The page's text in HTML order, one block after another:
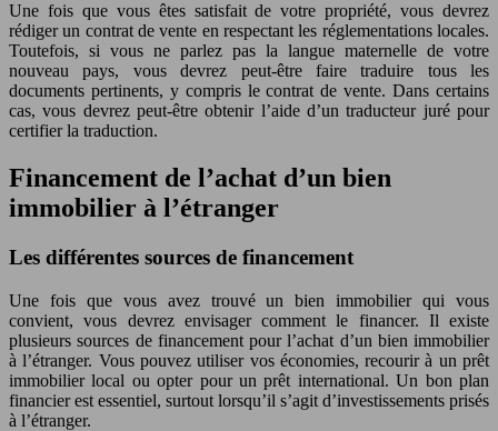
Une fois que vous êtes satisfait de votre propriété, vous devrez
rédiger un contrat de vente en respectant les réglementations locales.
Toutefois, si vous ne parlez pas la langue maternelle de votre
nouveau pays, vous devrez peut-être faire traduire tous les
documents pertinents, y compris le contrat de vente. Dans certains
cas, vous devrez peut-être obtenir l’aide d’un traducteur juré pour
certifier la traduction.
Financement de l’achat d’un bien
immobilier à l’étranger
Les différentes sources de financement
Une fois que vous avez trouvé un bien immobilier qui vous
convient, vous devrez envisager comment le financer. Il existe
plusieurs sources de financement pour l’achat d’un bien immobilier
à l’étranger. Vous pouvez utiliser vos économies, recourir à un prêt
immobilier local ou opter pour un prêt international. Un bon plan
financier est essentiel, surtout lorsqu’il s’agit d’investissements prisés
à l’étranger.